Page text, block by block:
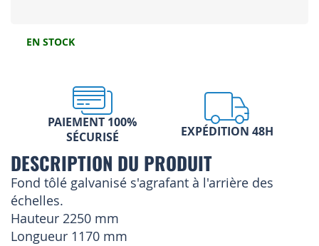
EN STOCK
PAIEMENT 100%
SÉCURISÉ
EXPÉDITION 48H
DESCRIPTION DU PRODUIT
Fond tôlé galvanisé s'agrafant à l'arrière des
échelles.
Hauteur 2250 mm
Longueur 1170 mm